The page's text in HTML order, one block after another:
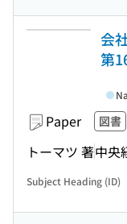
会
第
Paper 図書
トーマツ 著中央
Subject Heading (ID)